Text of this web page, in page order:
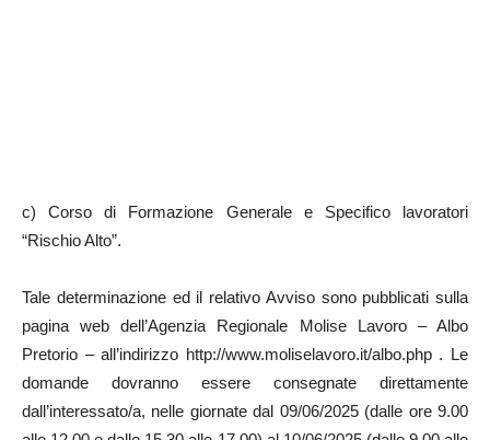
c) Corso di Formazione Generale e Specifico lavoratori
“Rischio Alto”.
Tale determinazione ed il relativo Avviso sono pubblicati sulla
pagina web dell’Agenzia Regionale Molise Lavoro – Albo
Pretorio – all’indirizzo http://www.moliselavoro.it/albo.php . Le
domande dovranno essere consegnate direttamente
dall’interessato/a, nelle giornate dal 09/06/2025 (dalle ore 9.00